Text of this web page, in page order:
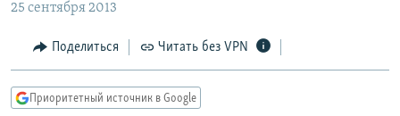
содержанию
Вернутся
главной
навигации
ЦИТАТЫ СВОБОДЫ
МНЕНИЯ
КУЛЬТУРА
IDEL.РЕАЛИИ
25 сентября 2013
Поделиться Читать без VPN
Приоритетный источник в Google